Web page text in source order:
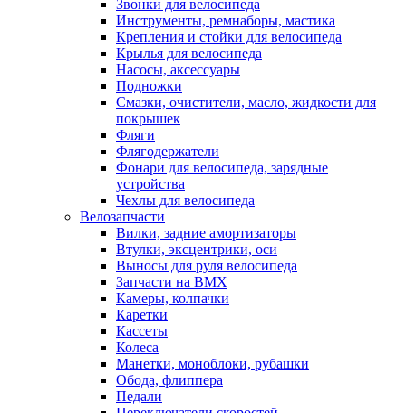
Звонки для велосипеда
Инструменты, ремнаборы, мастика
Крепления и стойки для велосипеда
Крылья для велосипеда
Насосы, аксессуары
Подножки
Смазки, очистители, масло, жидкости для
покрышек
Фляги
Флягодержатели
Фонари для велосипеда, зарядные
устройства
Чехлы для велосипеда
Велозапчасти
Вилки, задние амортизаторы
Втулки, эксцентрики, оси
Выносы для руля велосипеда
Запчасти на BMX
Камеры, колпачки
Каретки
Кассеты
Колеса
Манетки, моноблоки, рубашки
Обода, флиппера
Педали